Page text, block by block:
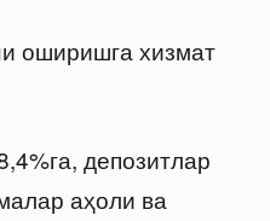
оширишга хизмат
депозитлар
аҳоли ва